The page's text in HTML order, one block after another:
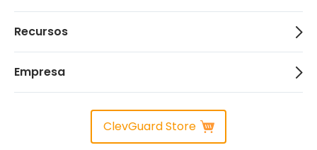
Recursos
Empresa
ClevGuard Store